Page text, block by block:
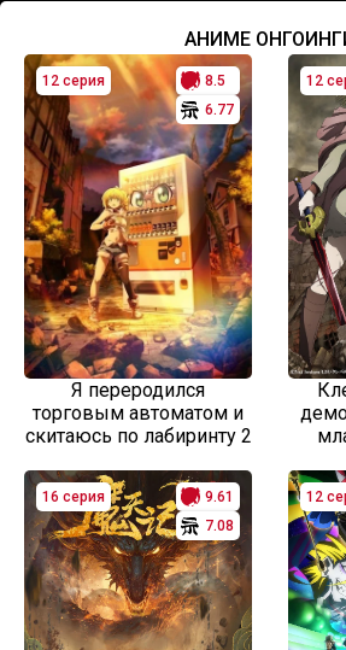
АНИМЕ
12 серия
8.5
6.77
Я переродился
торговым автоматом и
скитаюсь по лабиринту 2
12
16 серия
9.61
7.08
12